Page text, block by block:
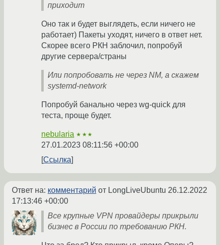
приходит
Оно так и будет выглядеть, если ничего не
работает) Пакеты уходят, ничего в ответ нет.
Скорее всего РКН заблочил, попробуй
другие сервера/страны
Или попробовать не через NM, а скажем
systemd-network
Попробуй банально через wg-quick для
теста, проще будет.
nebularia ★★★
27.01.2023 08:11:56 +00:00
Ссылка
Ответ на: комментарий от LongLiveUbuntu 26.12.2022
17:13:46 +00:00
Все крупные VPN провайдеры прикрыли
бизнес в России по требованию РКН.